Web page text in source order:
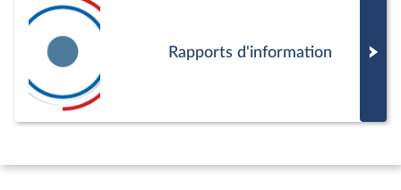
Rapports d'information